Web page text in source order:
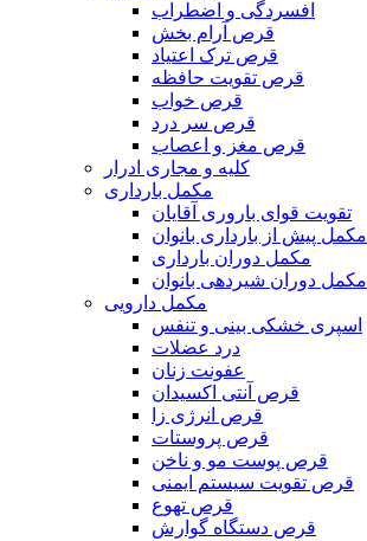
افسردگی و اضطراب
قرص آرام بخش
قرص ترک اعتیاد
قرص تقویت حافظه
قرص خواب
قرص سر درد
قرص مغز و اعصاب
کلیه و مجاری ادرار
مکمل بارداری
تقویت قوای باروری آقایان
مکمل پیش از بارداری بانوان
مکمل دوران بارداری
مکمل دوران شیردهی بانوان
مکمل دارویی
اسپری خشکی بینی و تنفس
درد عضلات
عفونت زنان
قرص آنتی اکسیدان
قرص انرژی زا
قرص پروستات
قرص پوست مو و ناخن
قرص تقویت سیستم ایمنی
قرص تهوع
قرص دستگاه گوارش